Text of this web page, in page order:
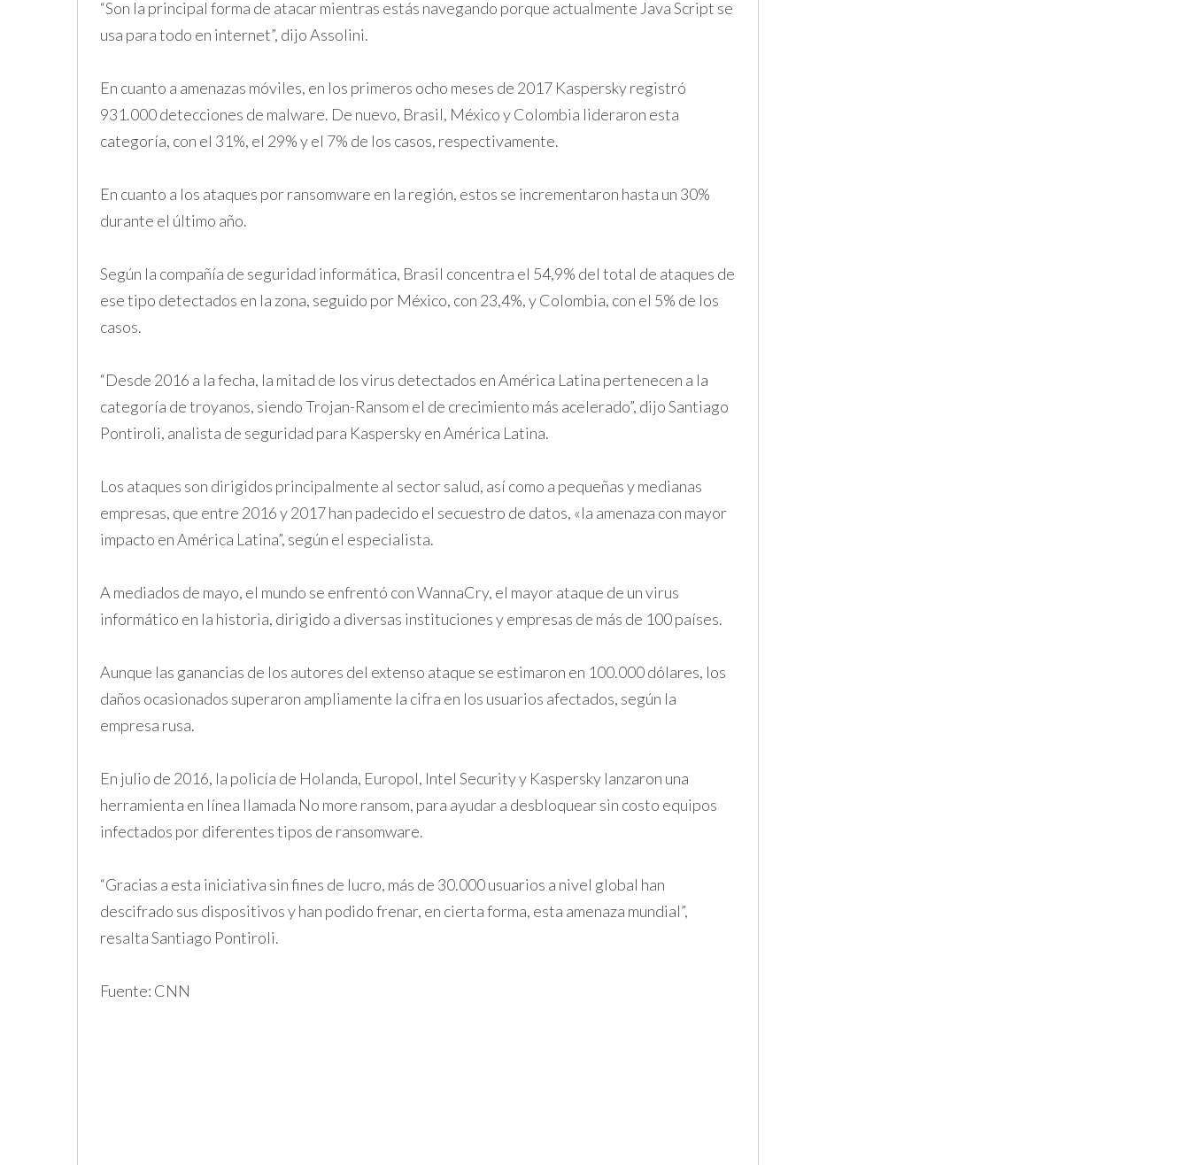
“Son la principal forma de atacar mientras estás navegando porque actualmente Java Script se
usa para todo en internet”, dijo Assolini.
En cuanto a amenazas móviles, en los primeros ocho meses de 2017 Kaspersky registró
931.000 detecciones de malware. De nuevo, Brasil, México y Colombia lideraron esta
categoría, con el 31%, el 29% y el 7% de los casos, respectivamente.
En cuanto a los ataques por ransomware en la región, estos se incrementaron hasta un 30%
durante el último año.
Según la compañía de seguridad informática, Brasil concentra el 54,9% del total de ataques de
ese tipo detectados en la zona, seguido por México, con 23,4%, y Colombia, con el 5% de los
casos.
“Desde 2016 a la fecha, la mitad de los virus detectados en América Latina pertenecen a la
categoría de troyanos, siendo Trojan-Ransom el de crecimiento más acelerado”, dijo Santiago
Pontiroli, analista de seguridad para Kaspersky en América Latina.
Los ataques son dirigidos principalmente al sector salud, así como a pequeñas y medianas
empresas, que entre 2016 y 2017 han padecido el secuestro de datos, «la amenaza con mayor
impacto en América Latina”, según el especialista.
A mediados de mayo, el mundo se enfrentó con WannaCry, el mayor ataque de un virus
informático en la historia, dirigido a diversas instituciones y empresas de más de 100 países.
Aunque las ganancias de los autores del extenso ataque se estimaron en 100.000 dólares, los
daños ocasionados superaron ampliamente la cifra en los usuarios afectados, según la
empresa rusa.
En julio de 2016, la policía de Holanda, Europol, Intel Security y Kaspersky lanzaron una
herramienta en línea llamada No more ransom, para ayudar a desbloquear sin costo equipos
infectados por diferentes tipos de ransomware.
“Gracias a esta iniciativa sin fines de lucro, más de 30.000 usuarios a nivel global han
descifrado sus dispositivos y han podido frenar, en cierta forma, esta amenaza mundial”,
resalta Santiago Pontiroli.
Fuente: CNN